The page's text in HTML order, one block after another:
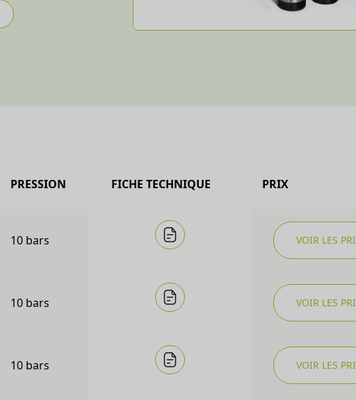
PRESSION FICHE TECHNIQUE PRIX
10 bars VOIR LES
10 bars VOIR LES
10 bars VOIR LES